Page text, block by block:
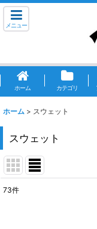
メニュー
ホーム カテゴリ
ホーム > スウェット
スウェット
73件